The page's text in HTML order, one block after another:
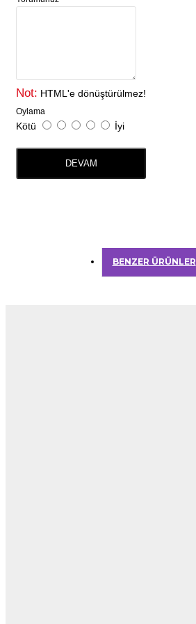
Not: HTML'e dönüştürülmez!
Oylama
Kötü İyi
DEVAM
BENZER ÜRÜNLER